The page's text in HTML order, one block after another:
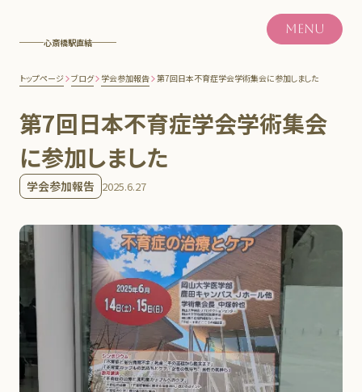
心斎橋駅直結
MENU
トップページ ブログ 学会参加報告 第7回日本不育症学会学術集会に参加しました
第7回日本不育症学会学術集会
に参加しました
学会参加報告 2025.6.27